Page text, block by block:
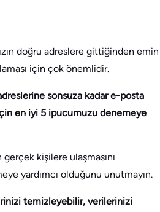
doğru adreslere gittiğinden emin
için çok önemlidir.
sonsuza kadar e-posta
en iyi 5 ipucumuzu denemeye
gerçek kişilere ulaşmasını
yardımcı olduğunu unutmayın.
temizleyebilir, verilerinizi